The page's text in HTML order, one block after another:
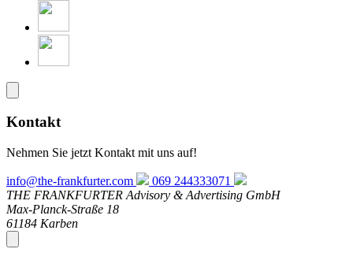
Kontakt
Nehmen Sie jetzt Kontakt mit uns auf!
info@the-frankfurter.com
069 244333071
THE FRANKFURTER Advisory & Advertising GmbH
Max-Planck-Straße 18
61184 Karben